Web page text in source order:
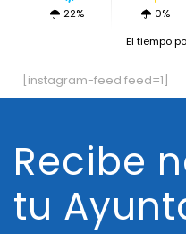
22% 0%
El tiempo
[instagram-feed feed=1]
Recibe
tu